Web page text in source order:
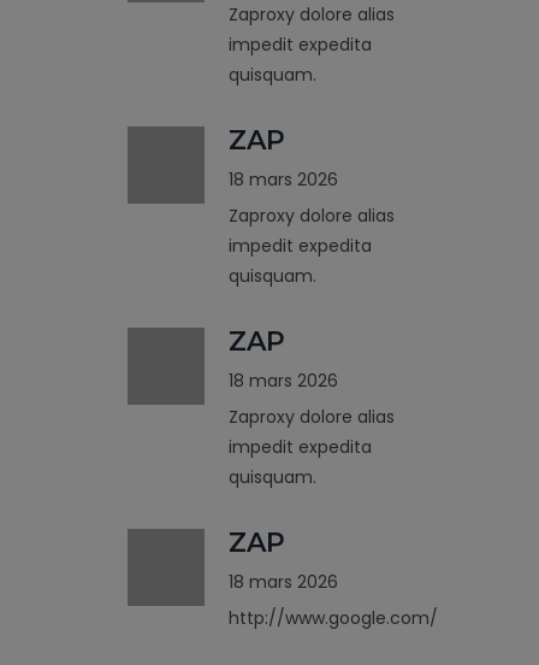
Zaproxy dolore alias
impedit expedita
quisquam.
ZAP
18 mars 2026
Zaproxy dolore alias
impedit expedita
quisquam.
ZAP
18 mars 2026
Zaproxy dolore alias
impedit expedita
quisquam.
ZAP
18 mars 2026
http://www.google.com/